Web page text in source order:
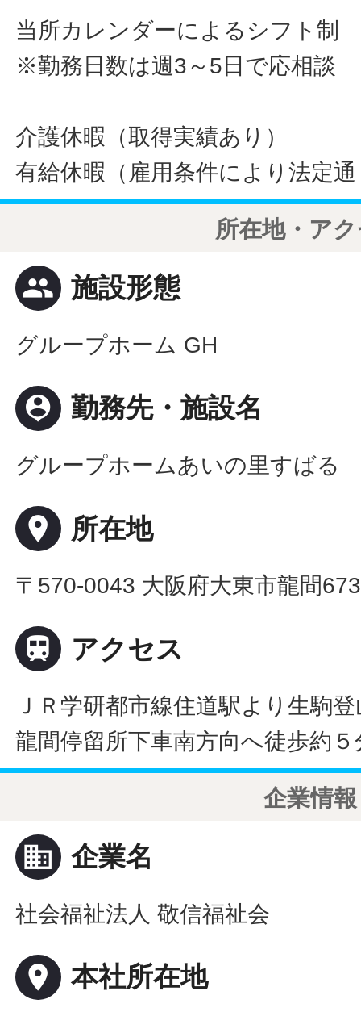
当所カレンダーによるシフト制
※勤務日数は週3～5日で応相談
介護休暇（取得実績あり）
有給休暇（雇用条件により法定
所在地・ア
people 施設形態
グループホーム GH
person_pin 勤務先・施設名
グループホームあいの里すばる
place 所在地
〒570-0043 大阪府大東市龍間
 アクセス
ＪＲ学研都市線住道駅より生駒
龍間停留所下車南方向へ徒歩約５
企業情報
business 企業名
社会福祉法人 敬信福祉会
place 本社所在地